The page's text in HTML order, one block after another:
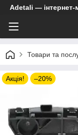
Adetali — інтернет-
Товари та
Акція! –20%